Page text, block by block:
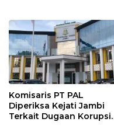
Komisaris PT PAL
Diperiksa Kejati Jambi
Terkait Dugaan Korupsi